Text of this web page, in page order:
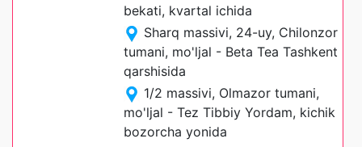
bekati, kvartal ichida
Sharq massivi, 24-uy, Chilonzor
tumani, mo'ljal - Beta Tea Tashkent
qarshisida
1/2 massivi, Olmazor tumani,
mo'ljal - Tez Tibbiy Yordam, kichik
bozorcha yonida